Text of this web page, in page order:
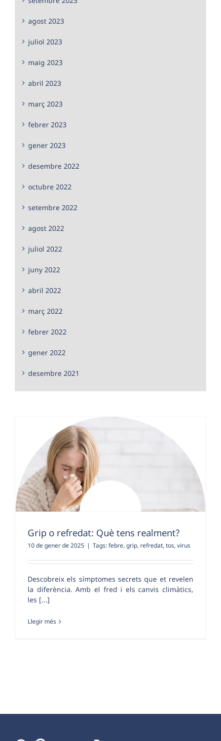
Grip o refredat: Què tens realment?
10 de gener de 2025 | Tags:febre, grip, refredat, tos, virus
Descobreix els símptomes secrets que et revelen
la diferència. Amb el fred i els canvis climàtics,
les [...]
Llegir més
agost 2023
juliol 2023
maig 2023
abril 2023
març 2023
febrer 2023
gener 2023
desembre 2022
octubre 2022
setembre 2022
agost 2022
juliol 2022
juny 2022
abril 2022
març 2022
febrer 2022
gener 2022
desembre 2021